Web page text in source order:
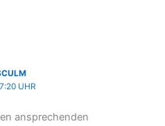
UHR
ansprechenden